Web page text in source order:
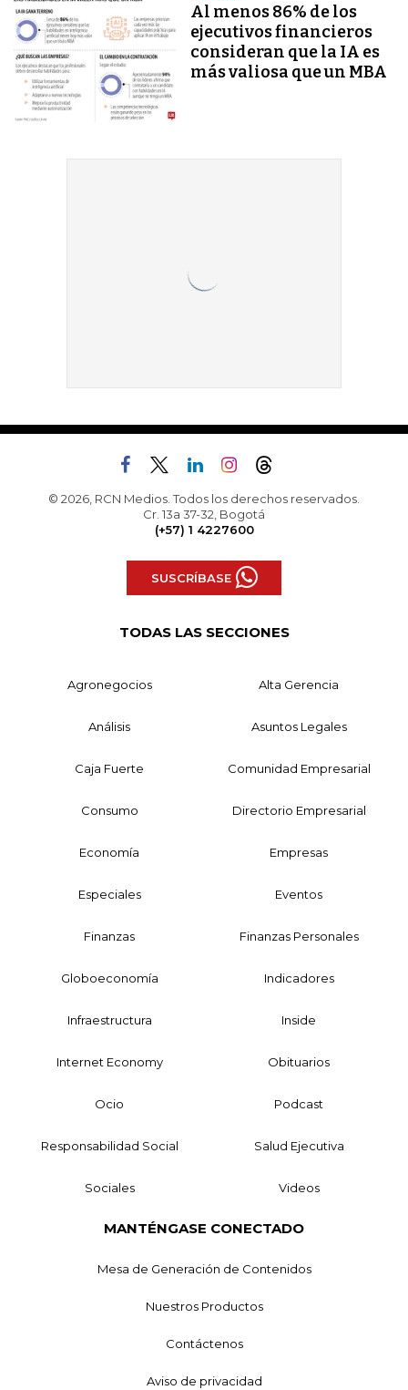
Al menos 86% de los
ejecutivos financieros
consideran que la IA es
más valiosa que un MBA
© 2026, RCN Medios. Todos los derechos reservados.
Cr. 13a 37-32, Bogotá
(+57) 1 4227600
SUSCRÍBASE
TODAS LAS SECCIONES
Agronegocios Alta Gerencia
Análisis Asuntos Legales
Caja Fuerte Comunidad Empresarial
Consumo Directorio Empresarial
Economía Empresas
Especiales Eventos
Finanzas Finanzas Personales
Globoeconomía Indicadores
Infraestructura Inside
Internet Economy Obituarios
Ocio Podcast
Responsabilidad Social Salud Ejecutiva
Sociales Videos
MANTÉNGASE CONECTADO
Mesa de Generación de Contenidos
Nuestros Productos
Contáctenos
Aviso de privacidad